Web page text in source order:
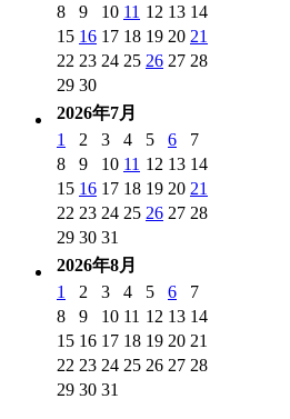
8
9 10 11 12 13 14
15 16 17 18 19 20 21
22 23 24 25 26 27 28
29 30
2026年7月
1
2 3 4 5 6
7
8
9 10 11 12 13 14
15 16 17 18 19 20 21
22 23 24 25 26 27 28
29 30 31
2026年8月
1
2 3 4 5 6
7
8
9 10 11 12 13 14
15 16 17 18 19 20 21
22 23 24 25 26 27 28
29 30 31